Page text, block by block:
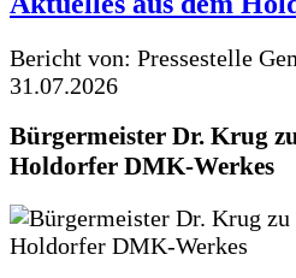
Bericht von: Pressestelle
31.07.2026
Bürgermeister Dr. Krug
Holdorfer DMK-Werkes